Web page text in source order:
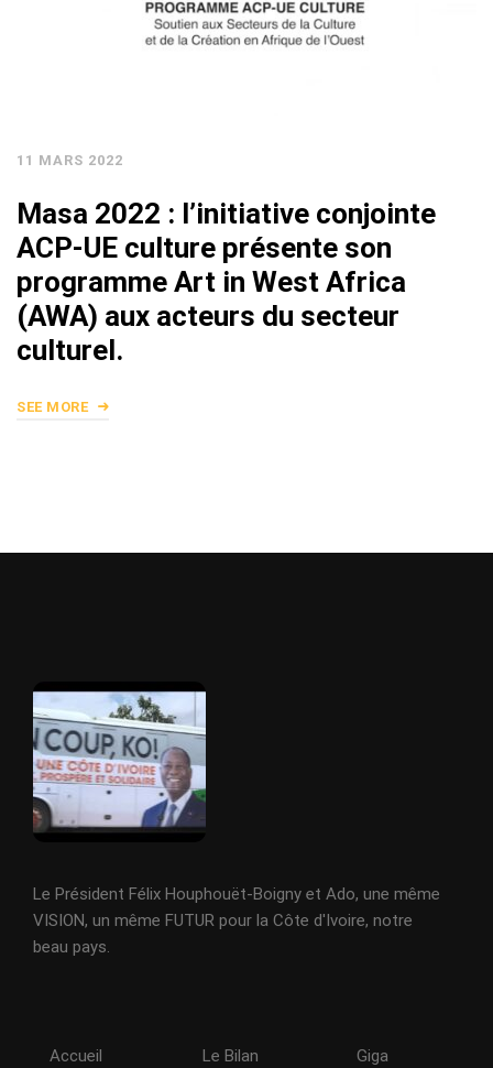
11 MARS 2022
Masa 2022 : l’initiative conjointe
ACP-UE culture présente son
programme Art in West Africa
(AWA) aux acteurs du secteur
culturel.
SEE MORE
Le Président Félix Houphouët-Boigny et Ado, une même
VISION, un même FUTUR pour la Côte d'Ivoire, notre
beau pays.
Accueil
Le Bilan
Giga